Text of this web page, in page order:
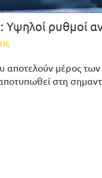
Υψηλοί ρυθμοί
αποτελούν μέρος
στη